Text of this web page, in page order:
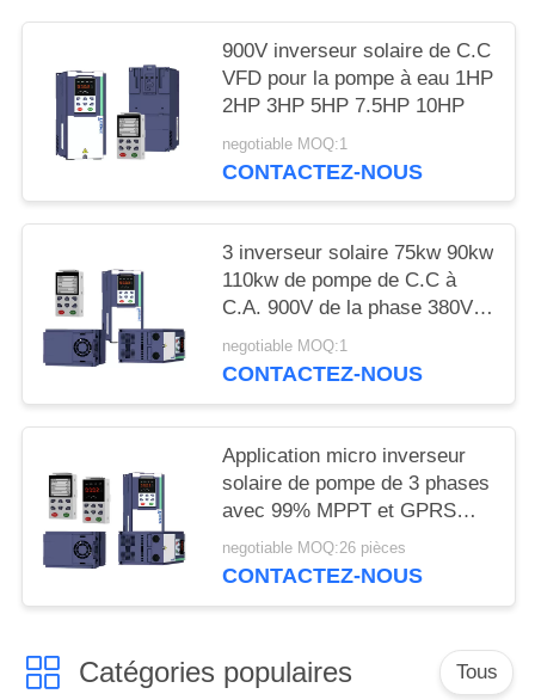
PROTECTION
900V inverseur solaire de C.C
VFD pour la pompe à eau 1HP
2HP 3HP 5HP 7.5HP 10HP
negotiable MOQ:1
CONTACTEZ-NOUS
3 inverseur solaire 75kw 90kw
110kw de pompe de C.C à
C.A. 900V de la phase 380V
avec MPPT
negotiable MOQ:1
CONTACTEZ-NOUS
Application micro inverseur
solaire de pompe de 3 phases
avec 99% MPPT et GPRS
efficaces
negotiable MOQ:26 pièces
CONTACTEZ-NOUS
Catégories populaires Tous